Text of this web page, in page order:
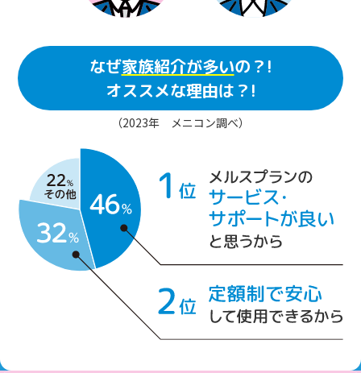
なぜ家族紹介が多いの？!
オススメな理由は？!
（2023年 メニコン調べ）